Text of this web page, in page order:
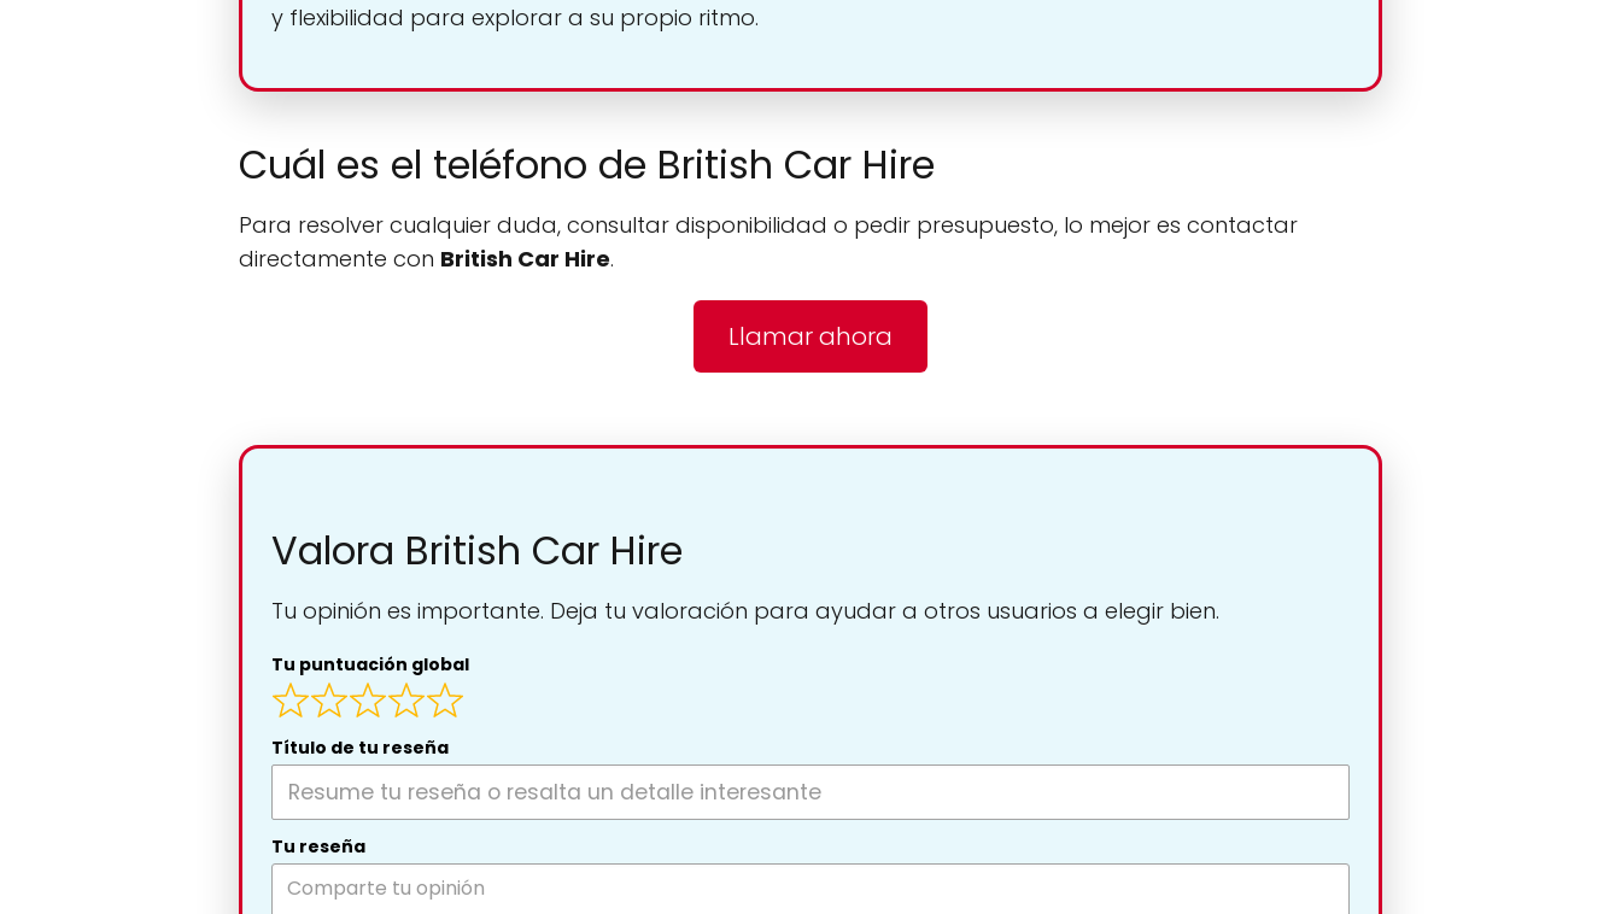
y flexibilidad para explorar a su propio ritmo.
Cuál es el teléfono de British Car Hire
Para resolver cualquier duda, consultar disponibilidad o pedir presupuesto, lo mejor es contactar
directamente con British Car Hire.
Llamar ahora
Valora British Car Hire
Tu opinión es importante. Deja tu valoración para ayudar a otros usuarios a elegir bien.
Tu puntuación global
Título de tu reseña
Tu reseña